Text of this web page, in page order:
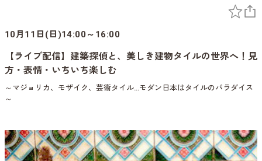
10月11日(日)14:00～16:00
【ライブ配信】建築探偵と、美しき建物タイルの世界へ！見
方・表情・いちいち楽しむ
～マジョリカ、モザイク、芸術タイル…モダン日本はタイルのパラダイス
～